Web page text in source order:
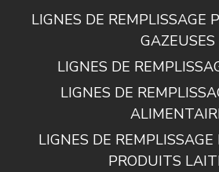
LIGNES DE REMPLISSAGE
GAZEUSES
LIGNES DE
LIGNES DE
LIGNES DE
PRODUITS